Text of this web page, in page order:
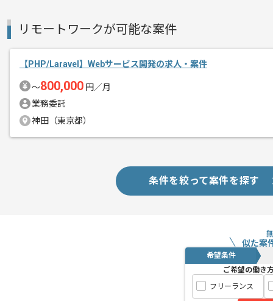
メント
複数案件を保有している企業ですので、
新しいアイディアや技術を積極的に導入
リモートワークが可能な案件
【PHP/Laravel】Webサービス開発の求人・案件
〜800,000 円／月
業務委託
神田（東京都）
条件を絞って案件を探す
似た案
希望条件
ご希望の働き
フリーランス